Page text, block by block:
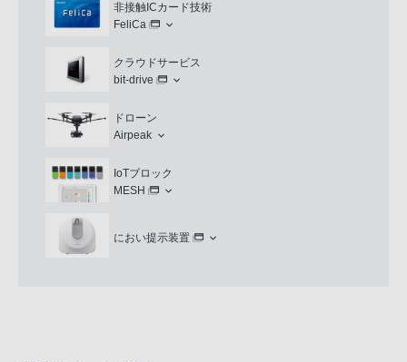
非接触ICカード技術
FeliCa
クラウドサービス
bit-drive
ドローン
Airpeak
IoTブロック
MESH
におい提示装置